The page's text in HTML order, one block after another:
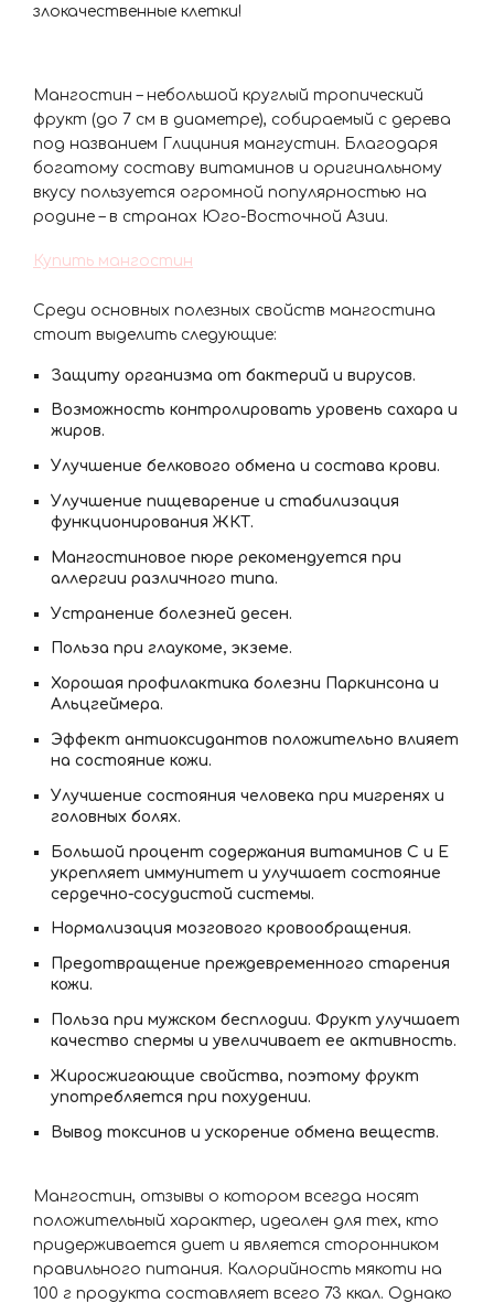
злокачественные клетки!
Мангостин – небольшой круглый тропический
фрукт (до 7 см в диаметре), собираемый с дерева
под названием Глициния мангустин. Благодаря
богатому составу витаминов и оригинальному
вкусу пользуется огромной популярностью на
родине – в странах Юго-Восточной Азии.
Купить мангостин
Среди основных полезных свойств мангостина
стоит выделить следующие:
Защиту организма от бактерий и вирусов.
Возможность контролировать уровень сахара и
жиров.
Улучшение белкового обмена и состава крови.
Улучшение пищеварение и стабилизация
функционирования ЖКТ.
Мангостиновое пюре рекомендуется при
аллергии различного типа.
Устранение болезней десен.
Польза при глаукоме, экземе.
Хорошая профилактика болезни Паркинсона и
Альцгеймера.
Эффект антиоксидантов положительно влияет
на состояние кожи.
Улучшение состояния человека при мигренях и
головных болях.
Большой процент содержания витаминов C и E
укрепляет иммунитет и улучшает состояние
сердечно-сосудистой системы.
Нормализация мозгового кровообращения.
Предотвращение преждевременного старения
кожи.
Польза при мужском бесплодии. Фрукт улучшает
качество спермы и увеличивает ее активность.
Жиросжигающие свойства, поэтому фрукт
употребляется при похудении.
Вывод токсинов и ускорение обмена веществ.
Мангостин, отзывы о котором всегда носят
положительный характер, идеален для тех, кто
придерживается диет и является сторонником
правильного питания. Калорийность мякоти на
100 г продукта составляет всего 73 ккал. Однако